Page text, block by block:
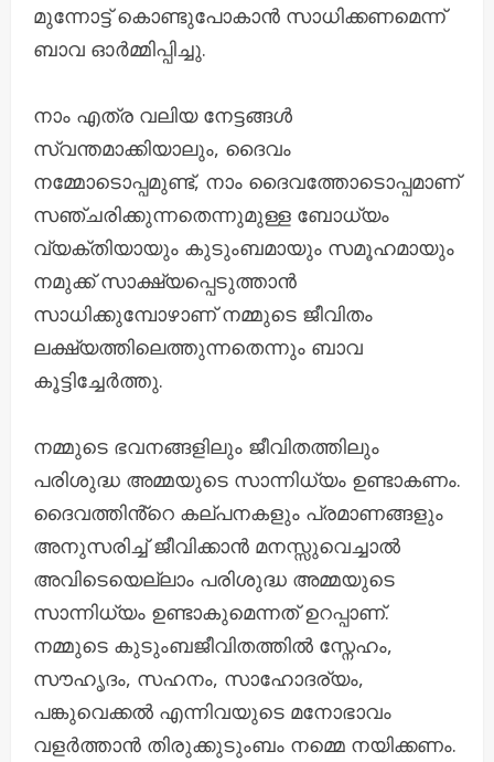
മുന്നോട്ട് കൊണ്ടുപോകാൻ സാധിക്കണമെന്ന്
ബാവ ഓർമ്മിപ്പിച്ചു.
​നാം എത്ര വലിയ നേട്ടങ്ങൾ
സ്വന്തമാക്കിയാലും, ദൈവം
നമ്മോടൊപ്പമുണ്ട്, നാം ദൈവത്തോടൊപ്പമാണ്
സഞ്ചരിക്കുന്നതെന്നുമുള്ള ബോധ്യം
വ്യക്തിയായും കുടുംബമായും സമൂഹമായും
നമുക്ക് സാക്ഷ്യപ്പെടുത്താൻ
സാധിക്കുമ്പോഴാണ് നമ്മുടെ ജീവിതം
ലക്ഷ്യത്തിലെത്തുന്നതെന്നും ബാവ
കൂട്ടിച്ചേർത്തു.
നമ്മുടെ ഭവനങ്ങളിലും ജീവിതത്തിലും
പരിശുദ്ധ അമ്മയുടെ സാന്നിധ്യം ഉണ്ടാകണം.
ദൈവത്തിൻ്റെ കല്പനകളും പ്രമാണങ്ങളും
അനുസരിച്ച് ജീവിക്കാൻ മനസ്സുവെച്ചാൽ
അവിടെയെല്ലാം പരിശുദ്ധ അമ്മയുടെ
സാന്നിധ്യം ഉണ്ടാകുമെന്നത് ഉറപ്പാണ്.
നമ്മുടെ കുടുംബജീവിതത്തിൽ സ്നേഹം,
സൗഹൃദം, സഹനം, സാഹോദര്യം,
പങ്കുവെക്കൽ എന്നിവയുടെ മനോഭാവം
വളർത്താൻ തിരുക്കുടുംബം നമ്മെ നയിക്കണം.